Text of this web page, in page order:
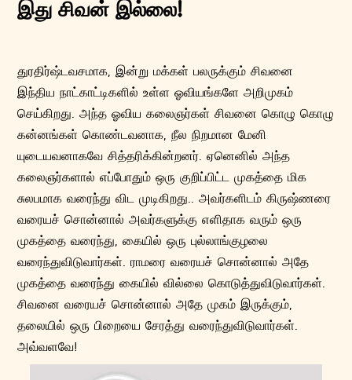
இது சிவன் இல்லை!
துரதிர்ஷ்டவசமாக, இன்று மக்கள் பலருக்கும் சிவனை
இந்திய நாட்காட்டிகளில் உள்ள ஓவியங்களே அறிமுகம்
செய்கிறது. அந்த ஓவிய கலைஞர்கள் சிவனை கொழு கொழு
கன்னங்கள் கொண்டவனாக, நீல நிறமான மேனி
யுடையவனாகவே சித்தரிக்கின்றனர். ஏனெனில் அந்த
கலைஞர்களால் எப்போதும் ஒரு குறிப்பிட்ட முகத்தை மிக
சுலபமாக வரைந்து விட முடிகிறது.. அவர்களிடம் கிருஷ்ணரை
வரையச் சொன்னால் அவர்களுக்கு எளிதாக வரும் ஒரு
முகத்தை வரைந்து, கையில் ஒரு புல்லாங்குழலை
வரைந்துவிடுவார்கள். ராமரை வரையச் சொன்னால் அதே
முகத்தை வரைந்து கையில் வில்லை கொடுத்துவிடுவார்கள்.
சிவனை வரையச் சொன்னால் அதே முகம் இருக்கும்,
தலையில் ஒரு பிறையை சேரத்து வரைந்துவிடுவார்கள்.
அவ்வளவே!